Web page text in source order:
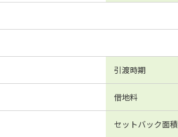
引渡時期
借地料
セットバック面積